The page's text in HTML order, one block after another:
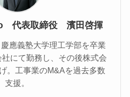
代表取締役 濱田啓揮
應義塾大学理工学部を卒業
にて勤務し、その後株式会
。工事業のM&Aを過去多数
支援。